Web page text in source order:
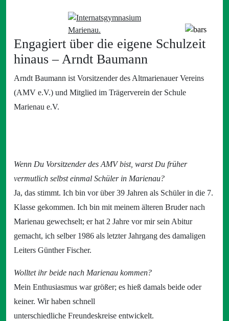
Engagiert über die eigene Schulzeit
hinaus – Arndt Baumann
Arndt Baumann ist Vorsitzender des Altmarienauer Vereins
(AMV e.V.) und Mitglied im Trägerverein der Schule
Marienau e.V.
Wenn Du Vorsitzender des AMV bist, warst Du früher
vermutlich selbst einmal Schüler in Marienau?
Ja, das stimmt. Ich bin vor über 39 Jahren als Schüler in die 7.
Klasse gekommen. Ich bin mit meinem älteren Bruder nach
Marienau gewechselt; er hat 2 Jahre vor mir sein Abitur
gemacht, ich selber 1986 als letzter Jahrgang des damaligen
Leiters Günther Fischer.
Wolltet ihr beide nach Marienau kommen?
Mein Enthusiasmus war größer; es hieß damals beide oder
keiner. Wir haben schnell
unterschiedliche Freundeskreise entwickelt.